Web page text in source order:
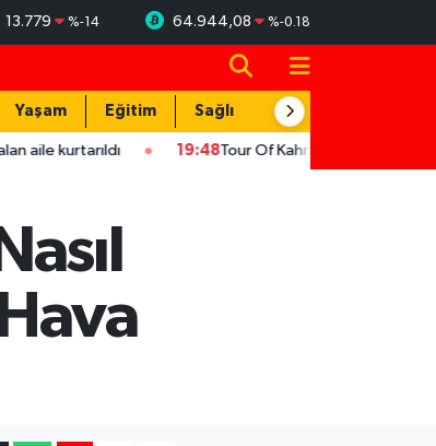
13.779 %-14 64.944,08 %-0.18
Yaşam Eğitim Sağlık Teknoloji
19:48 Tour Of Kahramanmaraş'ın şampiyonu